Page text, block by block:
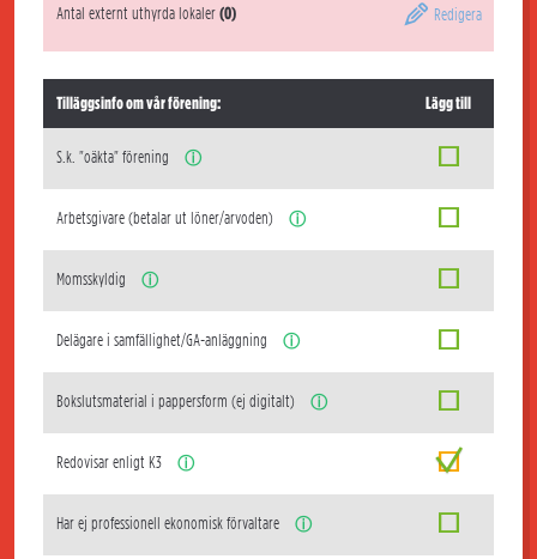
Antal externt uthyrda lokaler(0) Redigera
Tilläggsinfo om vår förening: Lägg till
S.k. "oäkta" förening ⓘ
Arbetsgivare (betalar ut löner/arvoden) ⓘ
Momsskyldig ⓘ
Delägare i samfällighet/GA-anläggning ⓘ
Bokslutsmaterial i pappersform (ej digitalt) ⓘ
Redovisar enligt K3 ⓘ
Har ej professionell ekonomisk förvaltare ⓘ